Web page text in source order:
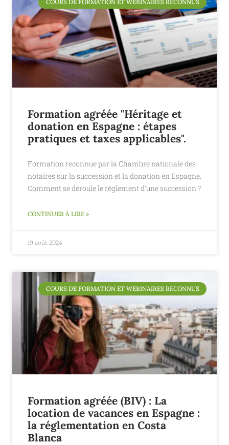
COURS DE FORMATION ET WEBINAIRES RECONNUS
Formation agréée "Héritage et
donation en Espagne : étapes
pratiques et taxes applicables".
Formation reconnue par la Chambre nationale des
notaires sur la succession et la donation en Espagne.
Comment se déroule le règlement d'une succession ?
CONTINUER À LIRE »
19 août 2024
COURS DE FORMATION ET WEBINAIRES RECONNUS
Formation agréée (BIV) : La
location de vacances en Espagne :
la réglementation en Costa
Blanca